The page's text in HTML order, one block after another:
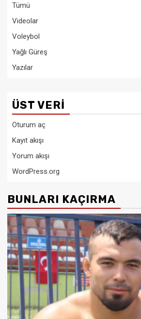
Tümü
Videolar
Voleybol
Yağlı Güreş
Yazılar
ÜST VERI
Oturum aç
Kayıt akışı
Yorum akışı
WordPress.org
BUNLARI KAÇIRMA